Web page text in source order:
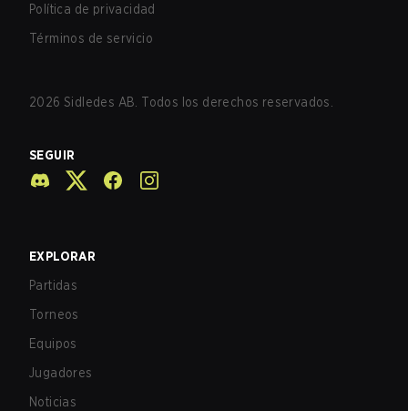
Política de privacidad
Términos de servicio
2026 Sidledes AB. Todos los derechos reservados.
SEGUIR
EXPLORAR
Partidas
Torneos
Equipos
Jugadores
Noticias